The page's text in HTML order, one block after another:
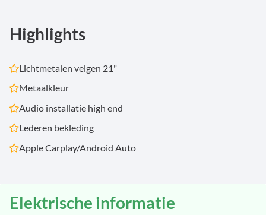
Highlights
Lichtmetalen velgen 21"
Metaalkleur
Audio installatie high end
Lederen bekleding
Apple Carplay/Android Auto
Elektrische informatie